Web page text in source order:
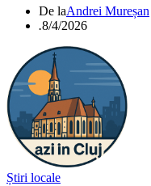
De laAndrei Mureșan
.8/4/2026
Știri locale